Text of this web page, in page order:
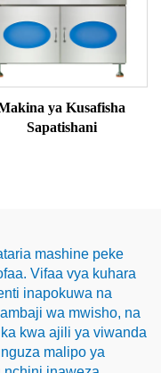
ya Kusafisha
Sapatishani
mashine peke
Vifaa vya kuhara
inapokuwa na
wa mwisho, na
kwa ajili ya viwanda
malipo ya